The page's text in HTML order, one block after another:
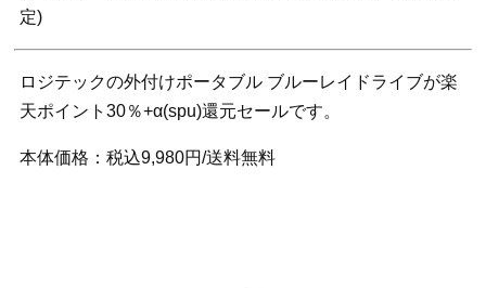
定)
ロジテックの外付けポータブル ブルーレイドライブが楽
天ポイント30％+α(spu)還元セールです。
本体価格：税込9,980円/送料無料